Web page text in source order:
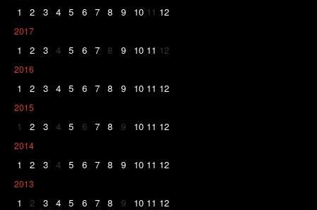
1 2 3 4 5 6 7 8 9 10 11 12
2017
1 2 3 4 5 6 7 8 9 10 11 12
2016
1 2 3 4 5 6 7 8 9 10 11 12
2015
1 2 3 4 5 6 7 8 9 10 11 12
2014
1 2 3 4 5 6 7 8 9 10 11 12
2013
1 2 3 4 5 6 7 8 9 10 11 12